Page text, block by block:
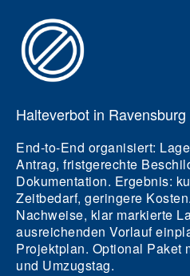
Halteverbot in Ravensburg
End‑to‑End organisiert:
Antrag, fristgerechte
Dokumentation. Ergebnis:
Zeitbedarf, geringere
Nachweise, klar markierte
ausreichenden Vorlauf
Projektplan. Optional Paket
und Umzugstag.